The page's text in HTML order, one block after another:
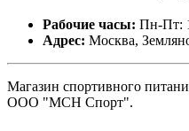
Рабочие часы: Пн-Пт:
Адрес: Москва,
Магазин спортивного
ООО "МСН Спорт".